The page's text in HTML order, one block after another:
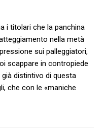
i titolari che la panchina
nella metà
sui palleggiatori,
scappare in contropiede
distintivo di questa
che con le «maniche